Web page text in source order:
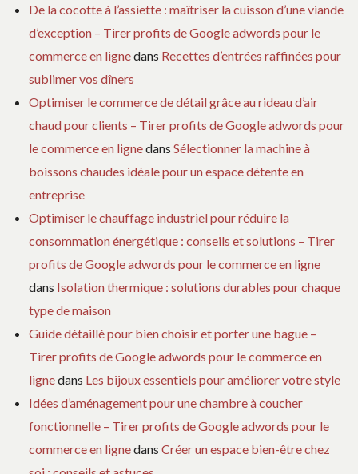
De la cocotte à l’assiette : maîtriser la cuisson d’une viande
d’exception – Tirer profits de Google adwords pour le
commerce en lignedans Recettes d’entrées raffinées pour
sublimer vos dîners
Optimiser le commerce de détail grâce au rideau d’air
chaud pour clients – Tirer profits de Google adwords pour
le commerce en lignedans Sélectionner la machine à
boissons chaudes idéale pour un espace détente en
entreprise
Optimiser le chauffage industriel pour réduire la
consommation énergétique : conseils et solutions – Tirer
profits de Google adwords pour le commerce en ligne
dans Isolation thermique : solutions durables pour chaque
type de maison
Guide détaillé pour bien choisir et porter une bague –
Tirer profits de Google adwords pour le commerce en
lignedans Les bijoux essentiels pour améliorer votre style
Idées d’aménagement pour une chambre à coucher
fonctionnelle – Tirer profits de Google adwords pour le
commerce en lignedans Créer un espace bien-être chez